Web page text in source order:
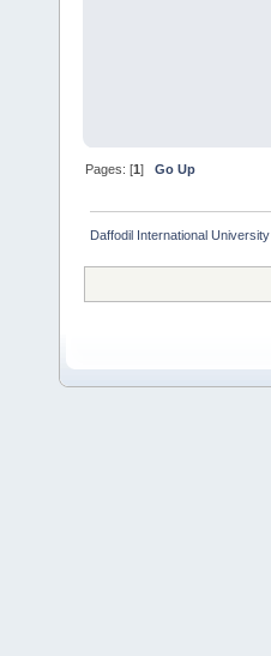
Pages: [1]Go Up
Daffodil International University